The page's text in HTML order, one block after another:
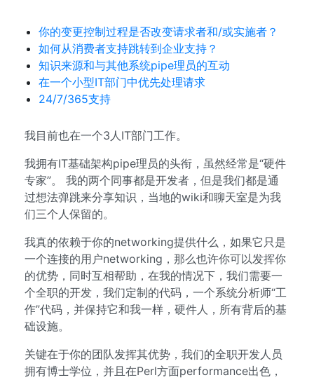
你的变更控制过程是否改变请求者和/或实施者？
如何从消费者支持跳转到企业支持？
知识来源和与其他系统pipe理员的互动
在一个小型IT部门中优先处理请求
24/7/365支持
我目前也在一个3人IT部门工作。
我拥有IT基础架构pipe理员的头衔，虽然经常是“硬件
专家”。 我的两个同事都是开发者，但是我们都是通
过想法弹跳来分享知识，当地的wiki和聊天室是为我
们三个人保留的。
我真的依赖于你的networking提供什么，如果它只是
一个连接的用户networking，那么也许你可以发挥你
的优势，同时互相帮助，在我的情况下，我们需要一
个全职的开发，我们定制的代码，一个系统分析师“工
作”代码，并保持它和我一样，硬件人，所有背后的基
础设施。
关键在于你的团队发挥其优势，我们的全职开发人员
拥有博士学位，并且在Perl方面performance出色，